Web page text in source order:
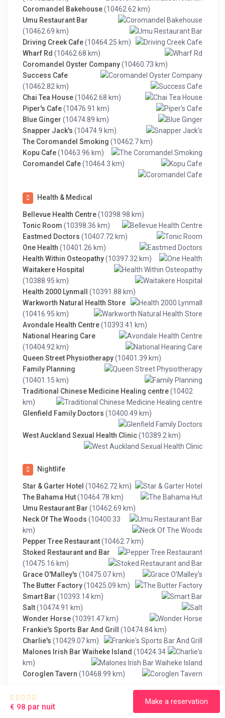
Coromandel Bakehouse(10462.62 km)
Umu Restaurant Bar
(10462.69 km)
Driving Creek Cafe(10464.25 km)
Wharf Rd (10462.68 km)
Coromandel Oyster Company(10460.73 km)
Success Cafe
(10462.82 km)
Chai Tea House(10462.68 km)
Piper's Cafe(10476.91 km)
Blue Ginger (10474.89 km)
Snapper Jack's (10474.9 km)
The Coromandel Smoking (10462.7 km)
Kopu Cafe(10463.96 km)
Coromandel Cafe(10464.3 km)
Health & Medical
Bellevue Health Centre(10398.98 km)
Tonic Room (10398.36 km)
Eastmed Doctors (10407.72 km)
One Health (10401.26 km)
Health Within Osteopathy(10397.32 km)
Waitakere Hospital
(10388.95 km)
Health 2000 Lynmall
(10391.88 km)
Warkworth Natural Health Store
(10416.95 km)
Avondale Health Centre(10393.41 km)
National Hearing Care
(10404.92 km)
Queen Street Physiotherapy(10401.39 km)
Family Planning
(10401.15 km)
Traditional Chinese Medicine Healing centre(10402
km)
Glenfield Family Doctors (10400.49 km)
West Auckland Sexual Health Clinic(10389.2 km)
Nightlife
Star & Garter Hotel (10462.72 km)
The Bahama Hut(10464.78 km)
Umu Restaurant Bar (10462.69 km)
Neck Of The Woods (10400.33
km)
Pepper Tree Restaurant(10462.7 km)
Stoked Restaurant and Bar
(10475.16 km)
Grace O'Malley's (10475.07 km)
The Butter Factory(10425.09 km)
Smart Bar (10393.14 km)
Salt(10474.91 km)
Wonder Horse(10391.47 km)
Frankie's Sports Bar And Grill
(10474.84 km)
Charlie's (10429.07 km)
Malones Irish Bar Waiheke Island (10424.34
km)
Coroglen Tavern (10468.99 km)
Pepper Tree Restaurant (10462.7 km)
€ 98 par nuit
Make a reservation